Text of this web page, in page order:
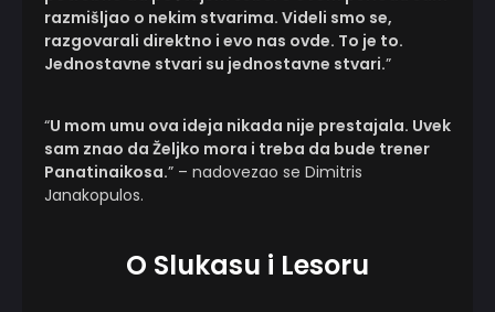
razmišljao o nekim stvarima. Videli smo se,
razgovarali direktno i evo nas ovde. To je to.
Jednostavne stvari su jednostavne stvari.”
“U mom umu ova ideja nikada nije prestajala. Uvek
sam znao da Željko mora i treba da bude trener
Panatinaikosa.” – nadovezao se Dimitris
Janakopulos.
O Slukasu i Lesoru